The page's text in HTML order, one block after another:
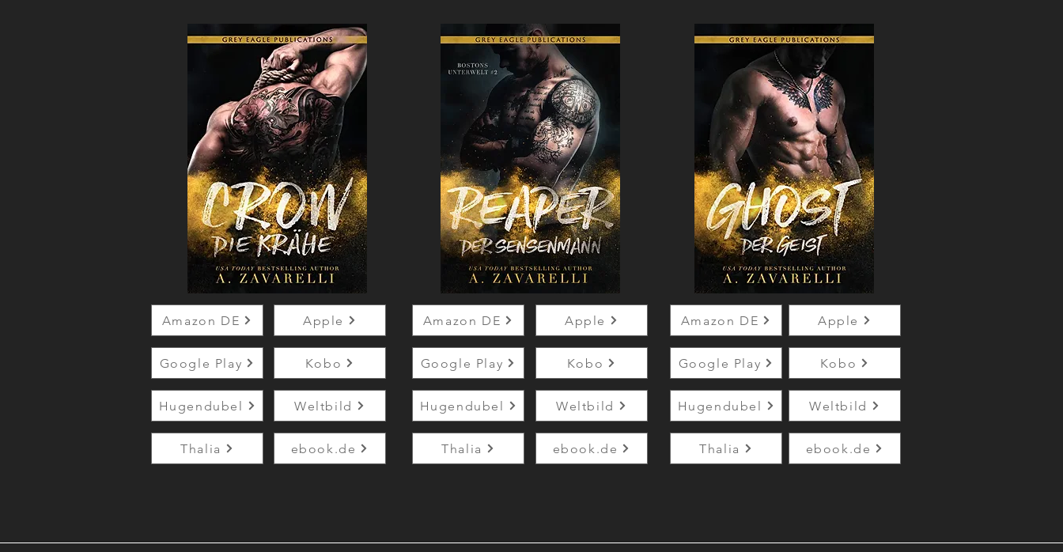
Amazon DE Apple
Google Play Kobo
Hugendubel Weltbild
Thalia ebook.de
Amazon DE Apple
Google Play Kobo
Hugendubel Weltbild
Thalia ebook.de
Amazon DE Apple
Google Play Kobo
Hugendubel Weltbild
Thalia ebook.de